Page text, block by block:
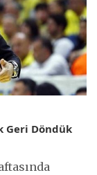
Geri Döndük